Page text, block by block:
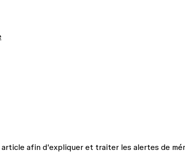
afin d'expliquer et traiter les alertes de